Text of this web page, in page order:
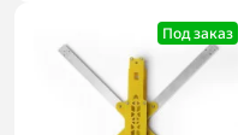
Под заказ